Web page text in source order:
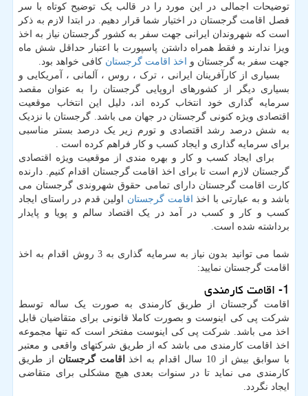
توضیحات اجمالی در این مورد را در قالب یک توضیح کوتاه با سر
فصل اقامت گرجستان در اختیار شما قرار دهیم. در ابتدا لازم به ذکر
است که شهروندان ایرانی جهت سفر به کشور گرجستان نیاز به اخذ
ویزا ندارند و فقط همراه داشتن پاسپورت با اعتبار حداقل شش ماه
جهت سفر به گرجستان و اخذ اقامت گرجستان کافی خواهد بود.
بسیاری از کارآفرینان ایرانی ، ترک ، روس ، آلمانی ، آمریکایی و
بسیاری دیگر از کشورهای اروپایی گرجستان را به عنوان مقصد
سرمایه گذاری خود انتخاب کرده اند، دلیل این انتخاب موقعیت
اقتصادی ویژه کنونی گرجستان در جهان می باشد. گرجستان با نزدیک
به شش درصد رشد اقتصادی و تورم زیر یک درصد بستر مناسبی
برای سرمایه گذاری و ایجاد کسب و کار فراهم کرده است .
برای ایجاد کسب و کار و بهره مندی از موقعیت ویژه اقتصادی
گرجستان لازم است تا برای اخذ اقامت گرجستان اقدام کنیم. دارنده
کارت اقامت گرجستان دارای تمامی حقوق شهروندی گرجستان می
باشد و به عبارتی با اخذ اقامت گرجستان اولین قدم در راستای ایجاد
کسب و کار و کسب در آمد در یک اقتصاد سالم و پویا و پایدار
برداشته شده است.
شما می توانید بدون نیاز به سرمایه گذاری به 3 روش اقدام به اخذ
اقامت گرجستان نمایید:
1- اقامت کارمندی
اقامت گرجستان از طریق کارمندی به صورت یک ساله توسط
شرکت پی کی اینوست و بصورت کاملا قانونی برای متقاضیان قابل
اخذ می باشد. شرکت پی کی اینوست مفتخر است که تنها مجموعه
اخذ اقامت کارمندی می باشد که از طریق شرکتهای واقعی و معتبر
با سوابق بیش از 10 سال اقدام به اخذ
اقامت گرجستان از طریق
کارمندی می نماید تا در سنوات بعدی هیچ مشکلی برای متقاضی
ایجاد نگردد.